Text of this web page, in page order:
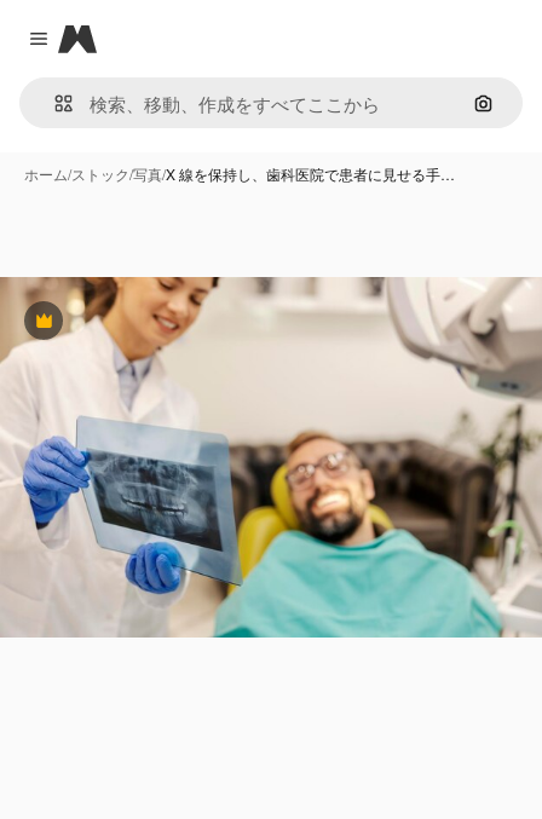
Close menu
Magnific
画像で
ホーム/ストック/写真/X 線を保持し、歯科医院で患者に見せる手…
Premium